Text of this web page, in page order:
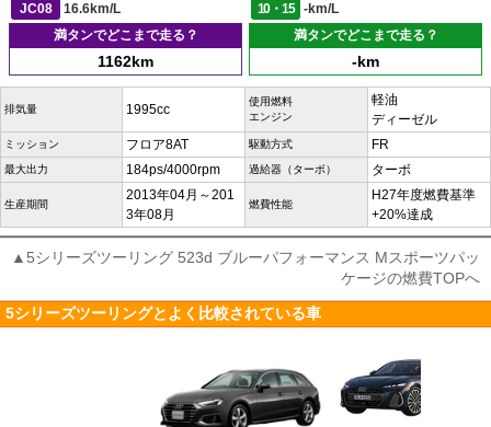
JC08
16.6km/L 10・15
-km/L
満タンでどこまで走る？
1162km
満タンでどこまで走る？
-km
排気量 1995cc
使用燃料
エンジン
軽油
ディーゼル
ミッション フロア8AT 駆動方式 FR
最大出力 184ps/4000rpm 過給器（ターボ） ターボ
生産期間
2013年04月～201
3年08月
燃費性能
H27年度燃費基準
+20%達成
▲5シリーズツーリング 523d ブルーパフォーマンス Mスポーツパッ
ケージの燃費TOPへ
5シリーズツーリングとよく比較されている車